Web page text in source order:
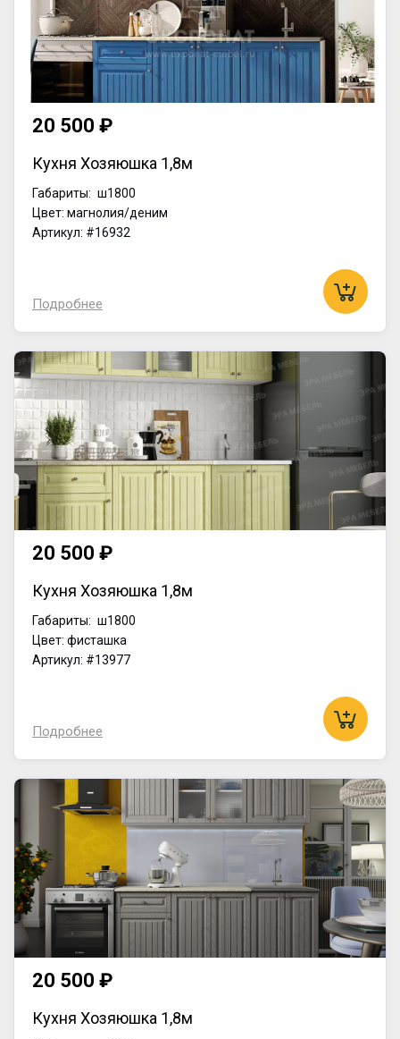
20 500 ₽
Кухня Хозяюшка 1,8м
Габариты: ш1800
Цвет: магнолия/деним
Артикул: #16932
Подробнее
20 500 ₽
Кухня Хозяюшка 1,8м
Габариты: ш1800
Цвет: фисташка
Артикул: #13977
Подробнее
20 500 ₽
Кухня Хозяюшка 1,8м